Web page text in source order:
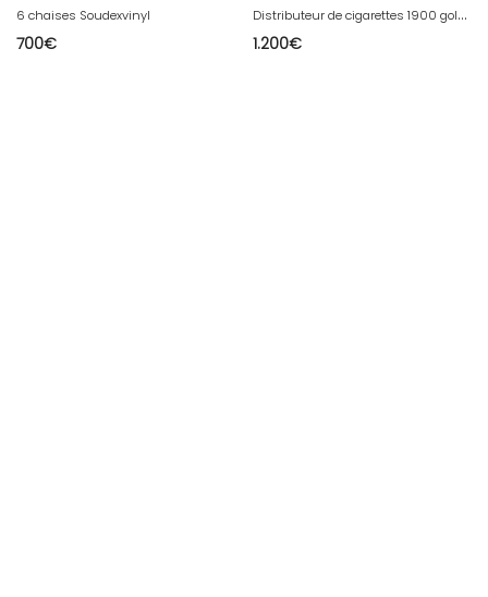
6 chaises Soudexvinyl
700€
D
istributeur de cigarettes 1900 gold flakes ovills
1.200€